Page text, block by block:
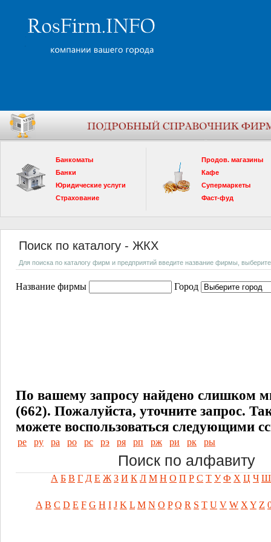
Банкоматы
Банки
Юридические услуги
Страхование
Продов. магазины
Кафе
Супермаркеты
Фаст-фуд
Поиск по каталогу - ЖКХ
Для поиска по каталогу фирм и предприятий введите название фирмы, выберите
Название фирмы Город
По вашему запросу найдено слишком
(662). Пожалуйста, уточните запрос.
можете воспользоваться следующими
ре ру ра ро рс рэ ря рп рж ри рк ры
Поиск по алфавиту
А Б В Г Д Е Ж З И К Л М Н О П Р С Т У Ф Х Ц Ч Ш
A B C D E F G H I J K L M N O P Q R S T U V W X Y Z